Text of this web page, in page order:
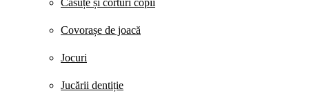
Căsuțe și corturi copii
Covorașe de joacă
Jocuri
Jucării dentiție